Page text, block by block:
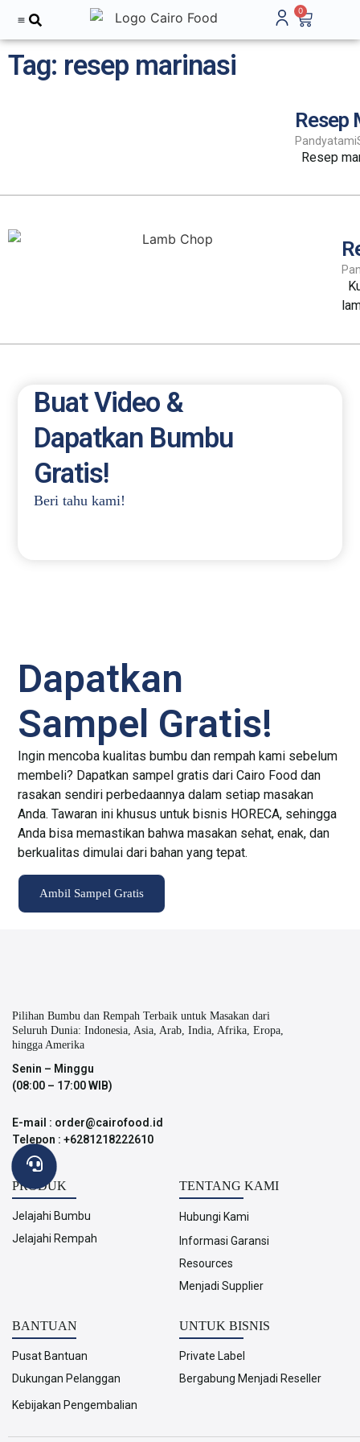
0
Tag: resep marinasi
Resep
Pandyatami
Resep
Buat Video &
Dapatkan Bumbu
Gratis!
Beri tahu kami!
Dapatkan
Sampel Gratis!
Ingin mencoba kualitas bumbu dan rempah kami sebelum
membeli? Dapatkan sampel gratis dari Cairo Food dan
rasakan sendiri perbedaannya dalam setiap masakan
Anda. Tawaran ini khusus untuk bisnis HORECA, sehingga
Anda bisa memastikan bahwa masakan sehat, enak, dan
berkualitas dimulai dari bahan yang tepat.
Ambil Sampel Gratis
Pilihan Bumbu dan Rempah Terbaik untuk Masakan dari
Seluruh Dunia: Indonesia, Asia, Arab, India, Afrika, Eropa,
hingga Amerika
Senin – Minggu
(08:00 – 17:00 WIB)
E-mail : order@cairofood.id
Telepon : +6281218222610
PRODUK
Jelajahi Bumbu
Jelajahi Rempah
TENTANG KAMI
Hubungi Kami
Informasi Garansi
Resources
Menjadi Supplier
BANTUAN
Pusat Bantuan
Dukungan Pelanggan
Kebijakan Pengembalian
UNTUK BISNIS
Private Label
Bergabung Menjadi Reseller